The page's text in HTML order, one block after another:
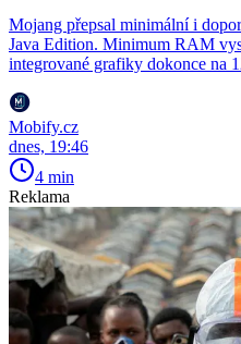
Mojang přepsal minimální i
Java Edition. Minimum RAM
integrované grafiky dokonce na
Mobify.cz
dnes, 19:46
4 min
Reklama